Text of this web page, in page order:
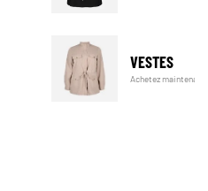
VESTES
Achetez maintenant